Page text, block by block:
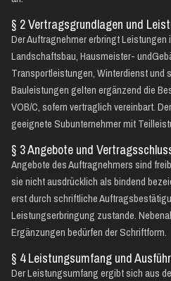
§ 2 Vertragsgrundlagen und
Der Auftragnehmer erbringt Leistungen
Landschaftsbau, Hausmeister-
Transportleistungen, Winterdienst und
Bauleistungen gelten ergänzend die
VOB/C, sofern vertraglich vereinbart.
geeignete Subunternehmer mit
§ 3 Angebote und
Angebote des Auftragnehmers sind
sie nicht ausdrücklich als bindend
erst durch schriftliche
Leistungserbringung zustande.
Ergänzungen bedürfen der Schriftform.
§ 4 Leistungsumfang und
Der Leistungsumfang ergibt sich aus